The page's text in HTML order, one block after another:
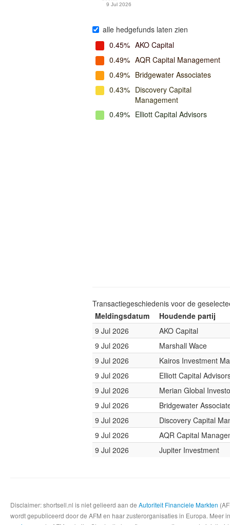
9 Jul 2026
alle hedgefunds laten zien
0.45% AKO Capital
0.49% AQR Capital Management
0.49% Bridgewater Associates
0.43% Discovery Capital
Management
0.49% Elliott Capital Advisors
Transactiegeschiedenis voor de
Meldingsdatum
Houdende partij
9 Jul 2026
AKO Capital
9 Jul 2026
Marshall Wace
9 Jul 2026
Kairos Investment
9 Jul 2026
Elliott Capital
9 Jul 2026
Merian Global
9 Jul 2026
Bridgewater
9 Jul 2026
Discovery Capital
9 Jul 2026
AQR Capital
9 Jul 2026
Jupiter Investment
Disclaimer: shortsell.nl is niet gelieerd aan de Autoriteit Financiele Markten
wordt gepubliceerd door de AFM en haar zusterorganisaties in Europa.